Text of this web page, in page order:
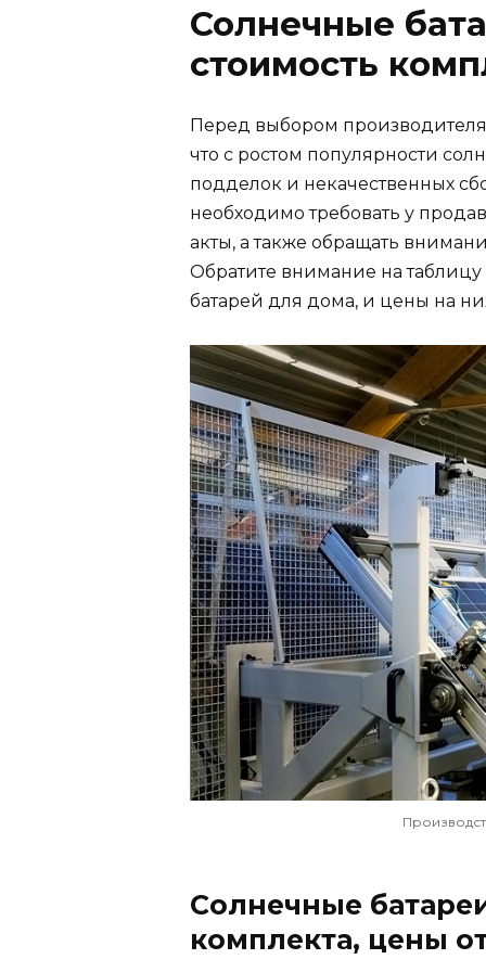
Солнечные
стоимость
Перед выбором
что с ростом популярности
подделок и некачественных
необходимо требовать у
акты, а также обращать
Обратите внимание на
батарей для дома, и цены на
Солнечные
комплекта, цены